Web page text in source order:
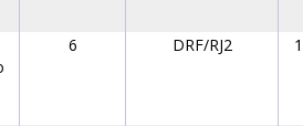
6 DRF/RJ2